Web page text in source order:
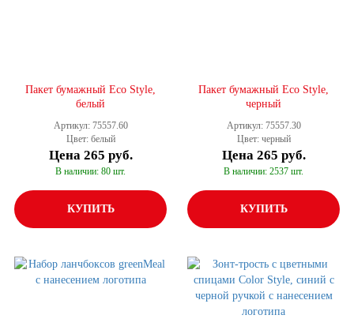
Пакет бумажный Eco Style,
белый
Артикул: 75557.60
Цвет: белый
Цена 265 руб.
В наличии: 80 шт.
КУПИТЬ
Пакет бумажный Eco Style,
черный
Артикул: 75557.30
Цвет: черный
Цена 265 руб.
В наличии: 2537 шт.
КУПИТЬ